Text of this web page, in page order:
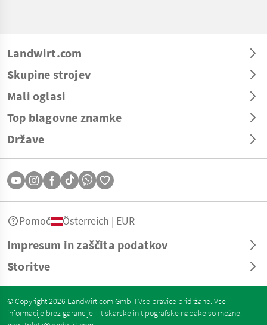
Landwirt.com
Skupine strojev
Mali oglasi
Top blagovne znamke
Države
Impresum in zaščita podatkov
Storitve
Pomoč Österreich | EUR
© Copyright 2026 Landwirt.com GmbH Vse pravice pridržane. Vse
informacije brez garancije – tiskarske in tipografske napake so možne.